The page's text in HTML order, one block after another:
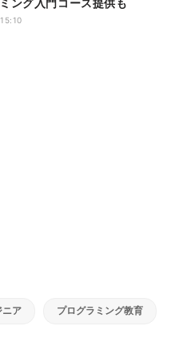
ング入門コース提供も
ニア プログラミング教育